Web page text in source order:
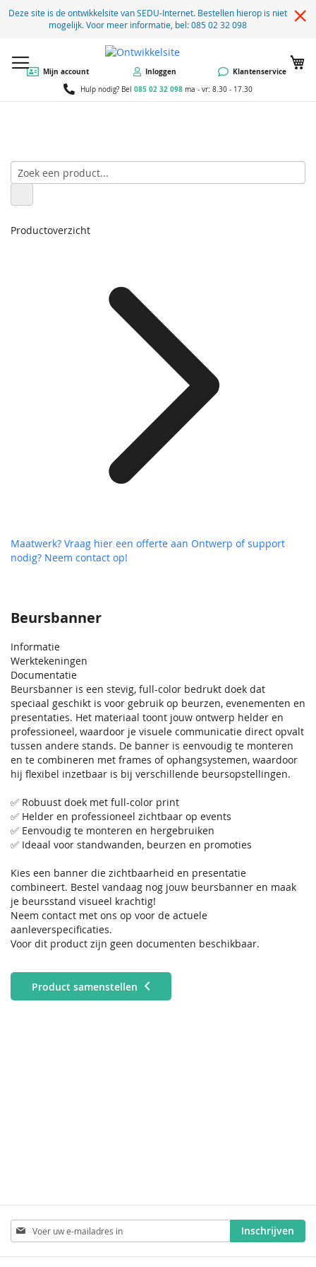
Deze site is de ontwikkelsite van SEDU-Internet. Bestellen hierop is niet
mogelijk. Voor meer informatie, bel: 085 02 32 098
Mijn account Inloggen Klantenservice
Hulp nodig? Bel 085 02 32 098 ma - vr: 8.30 - 17.30
Beursbanner
Informatie
Werktekeningen
Documentatie
Beursbanner is een stevig, full-color bedrukt doek dat
speciaal geschikt is voor gebruik op beurzen, evenementen en
presentaties. Het materiaal toont jouw ontwerp helder en
professioneel, waardoor je visuele communicatie direct opvalt
tussen andere stands. De banner is eenvoudig te monteren
en te combineren met frames of ophangsystemen, waardoor
hij flexibel inzetbaar is bij verschillende beursopstellingen.
✅ Robuust doek met full-color print
✅ Helder en professioneel zichtbaar op events
✅ Eenvoudig te monteren en hergebruiken
✅ Ideaal voor standwanden, beurzen en promoties
Kies een banner die zichtbaarheid en presentatie
combineert. Bestel vandaag nog jouw beursbanner en maak
je beursstand visueel krachtig!
Neem contact met ons op voor de actuele
aanleverspecificaties.
Voor dit product zijn geen documenten beschikbaar.
Product samenstellen
Productoverzicht
Maatwerk? Vraag hier een offerte aan Ontwerp of support
nodig? Neem contact op!
Abonneer
u
op
Inschrijven